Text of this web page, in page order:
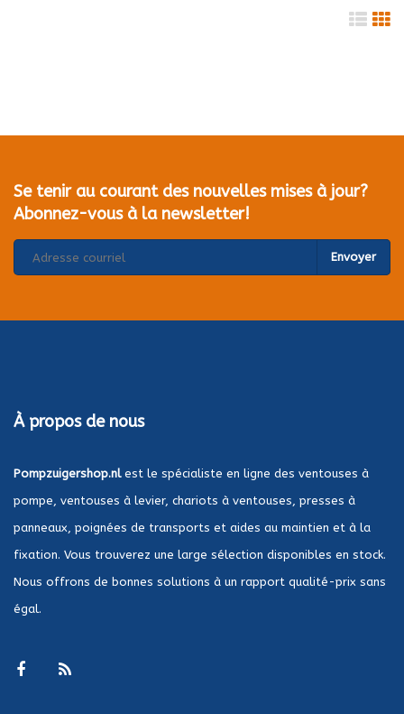
Se tenir au courant des nouvelles mises à jour?
Abonnez-vous à la newsletter!
Envoyer
À propos de nous
Pompzuigershop.nlest le spécialiste en ligne des ventouses à
pompe, ventouses à levier, chariots à ventouses, presses à
panneaux, poignées de transports et aides au maintien et à la
fixation. Vous trouverez une large sélection disponibles en stock.
Nous offrons de bonnes solutions à un rapport qualité-prix sans
égal.